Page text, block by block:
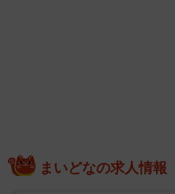
まいどなの求人情報